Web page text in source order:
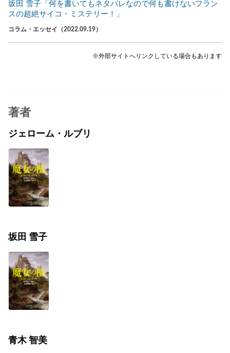
坂田 雪子「何を書いてもネタバレなので何も書けないフラン
スの超絶サイコ・ミステリー！」
コラム・エッセイ（2022.09.19）
※外部サイトへリンクしている場合もあります
著者
ジェローム・ルブリ
坂田 雪子
青木 智美